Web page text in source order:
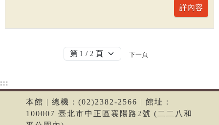
下一頁
:::
本館 | 總機：(02)2382-2566 | 館址：
100007 臺北市中正區襄陽路2號 (二二八和